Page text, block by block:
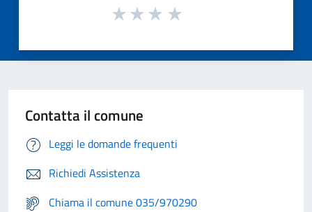
Contatta il comune
Leggi le domande frequenti
Richiedi Assistenza
Chiama il comune 035/970290